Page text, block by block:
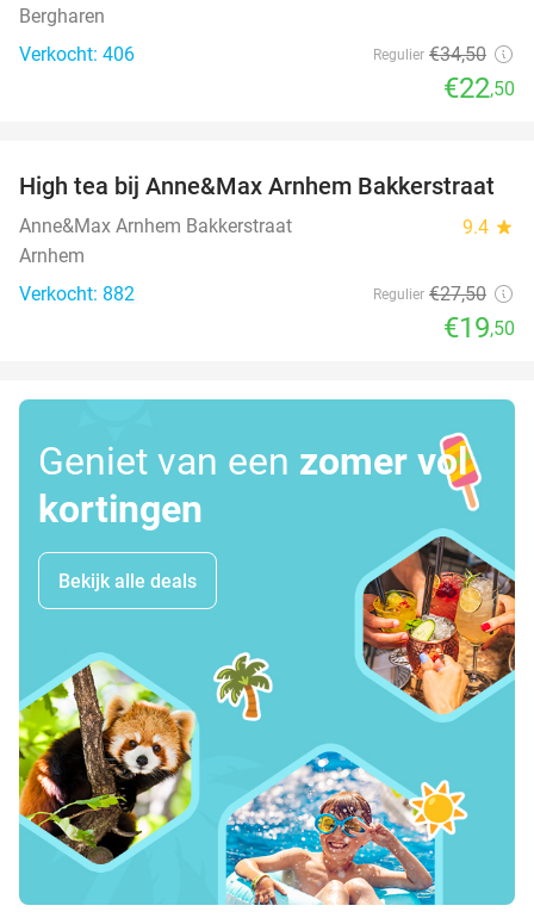
Bergharen
Verkocht: 406
Regulier €34,50
€22,50
29%
High tea bij Anne&Max Arnhem Bakkerstraat
Anne&Max Arnhem Bakkerstraat 9.4 star
Arnhem
Verkocht: 882
Regulier €27,50
€19,50
Geniet van een zomer vol
kortingen
Bekijk alle deals